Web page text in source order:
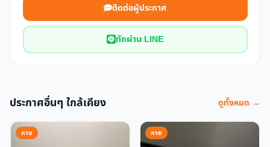
ติดต่อผู้ประกาศ
ทักผ่าน LINE
ประกาศอื่นๆ ใกล้เคียง ดูทั้งหมด →
หาย หาย